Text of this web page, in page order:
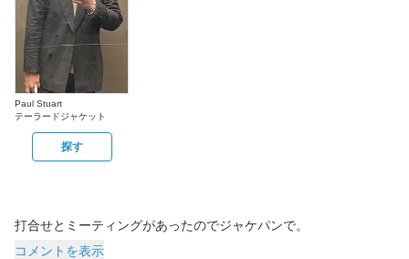
Paul Stuart
テーラードジャケット
探す
打合せとミーティングがあったのでジャケパンで。
コメントを表示